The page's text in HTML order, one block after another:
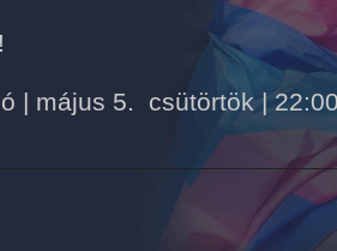
| május 5. csütörtök |